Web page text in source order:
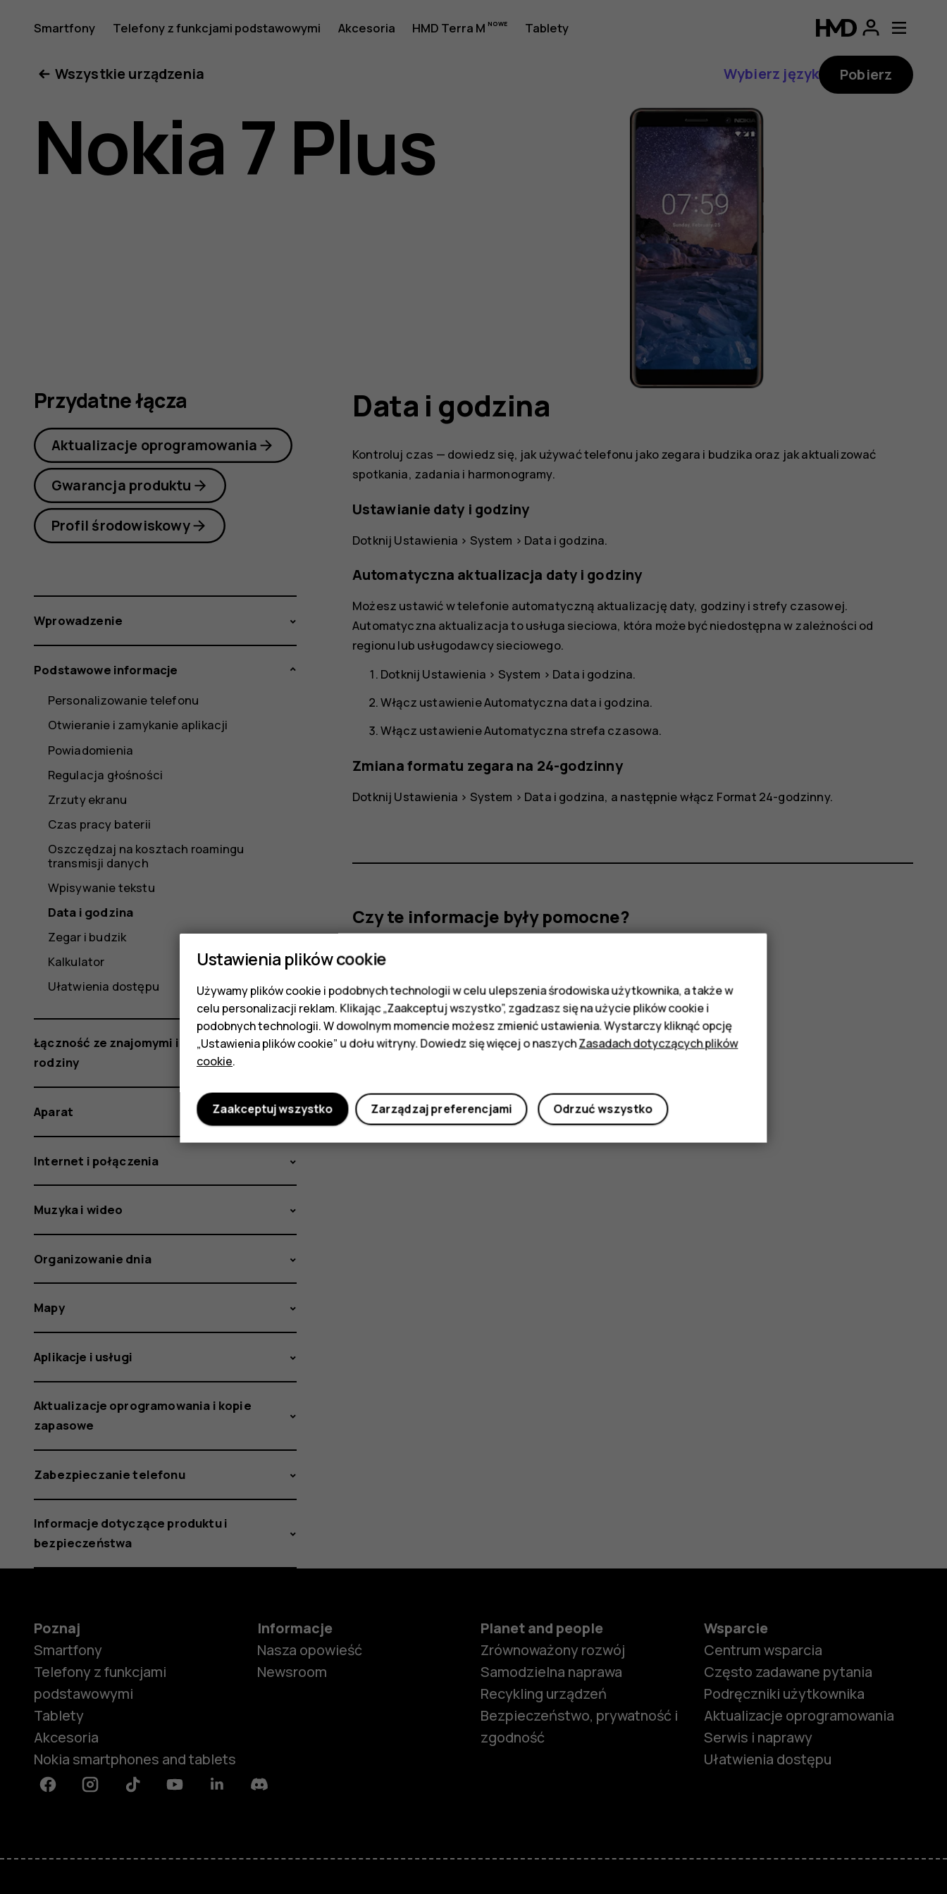
Instrukcja
obsługi
telefonu
Plus
Smartfony Telefony z funkcjami podstawowymi Akcesoria HMD Terra M Tablety
podstawowymi
Wszystkie urządzenia
Wybierz język Pobierz
Nokia 7 Plus
Data i godzina
Kontroluj czas — dowiedz się, jak używać telefonu jako zegara i budzika oraz jak aktualizować
spotkania, zadania i harmonogramy.
Ustawianie daty i godziny
Dotknij Ustawienia > System > Data i godzina.
Automatyczna aktualizacja daty i godziny
Możesz ustawić w telefonie automatyczną aktualizację daty, godziny i strefy czasowej.
Automatyczna aktualizacja to usługa sieciowa, która może być niedostępna w zależności od
regionu lub usługodawcy sieciowego.
Dotknij Ustawienia > System > Data i godzina.
Włącz ustawienieAutomatyczna data i godzina.
Włącz ustawienieAutomatyczna strefa czasowa.
Zmiana formatu zegara na 24-godzinny
Dotknij Ustawienia > System > Data i godzina, a następnie włącz Format 24-godzinny.
Czy te informacje były pomocne?
Tak
Przydatne łącza
Aktualizacje oprogramowania
Gwarancja produktu
Profil środowiskowy
Wprowadzenie
Podstawowe informacje
Personalizowanie telefonu
Otwieranie i zamykanie aplikacji
Powiadomienia
Regulacja głośności
Zrzuty ekranu
Czas pracy baterii
Oszczędzaj na kosztach roamingu
transmisji danych
Wpisywanie tekstu
Data i godzina
Zegar i budzik
Kalkulator
Ułatwienia dostępu
Łączność ze znajomymi i członkami
rodziny
Aparat
Internet i połączenia
Muzyka i wideo
Organizowanie dnia
Mapy
Aplikacje i usługi
Aktualizacje oprogramowania i kopie
zapasowe
Zabezpieczanie telefonu
Informacje dotyczące produktu i
bezpieczeństwa
Poznaj
Smartfony
Telefony z funkcjami
podstawowymi
Tablety
Akcesoria
Nokia smartphones and tablets
Informacje
Nasza opowieść
Newsroom
Planet and people
Zrównoważony rozwój
Samodzielna naprawa
Recykling urządzeń
Bezpieczeństwo, prywatność i
zgodność
Wsparcie
Centrum wsparcia
Często zadawane pytania
Podręczniki użytkownika
Aktualizacje oprogramowania
Serwis i naprawy
Ułatwienia dostępu
FacebookInstagramTiktok YoutubeLinkedinDiscord
Ustawienia plików cookie
Używamy plików cookie i podobnych technologii w celu ulepszenia środowiska użytkownika, a także w
celu personalizacji reklam. Klikając „Zaakceptuj wszystko”, zgadzasz się na użycie plików cookie i
podobnych technologii. W dowolnym momencie możesz zmienić ustawienia. Wystarczy kliknąć opcję
„Ustawienia plików cookie” u dołu witryny. Dowiedz się więcej o naszychZasadach dotyczących plików
cookie.
Odrzuć wszystko
Zarządzaj preferencjami
Zaakceptuj wszystko